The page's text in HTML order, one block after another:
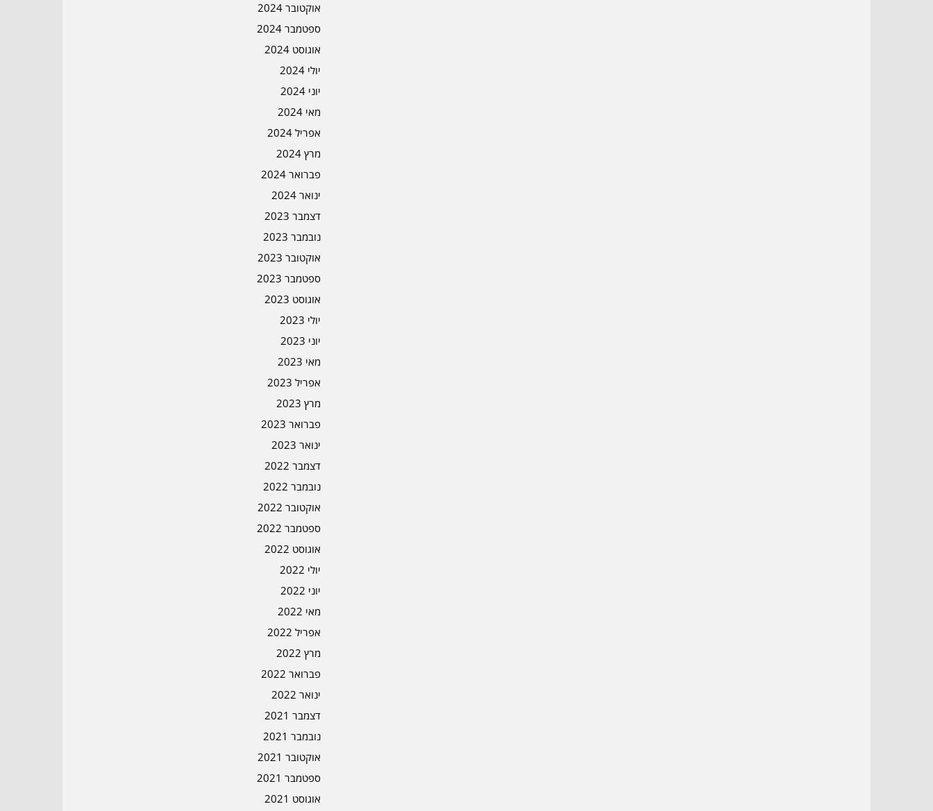
אוקטובר 2024
ספטמבר 2024
אוגוסט 2024
יולי 2024
יוני 2024
מאי 2024
אפריל 2024
מרץ 2024
פברואר 2024
ינואר 2024
דצמבר 2023
נובמבר 2023
אוקטובר 2023
ספטמבר 2023
אוגוסט 2023
יולי 2023
יוני 2023
מאי 2023
אפריל 2023
מרץ 2023
פברואר 2023
ינואר 2023
דצמבר 2022
נובמבר 2022
אוקטובר 2022
ספטמבר 2022
אוגוסט 2022
יולי 2022
יוני 2022
מאי 2022
אפריל 2022
מרץ 2022
פברואר 2022
ינואר 2022
דצמבר 2021
נובמבר 2021
אוקטובר 2021
ספטמבר 2021
אוגוסט 2021